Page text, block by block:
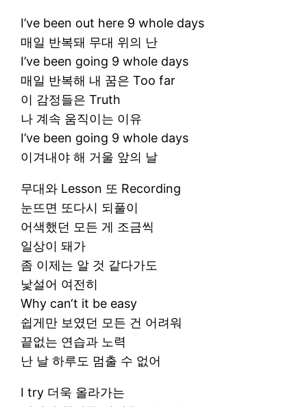
I’ve been out here 9 whole days
매일 반복돼 무대 위의 난
I’ve been going 9 whole days
매일 반복해 내 꿈은 Too far
이 감정들은 Truth
나 계속 움직이는 이유
I’ve been going 9 whole days
이겨내야 해 거울 앞의 날
무대와 Lesson 또 Recording
눈뜨면 또다시 되풀이
어색했던 모든 게 조금씩
일상이 돼가
좀 이제는 알 것 같다가도
낯설어 여전히
Why can‘t it be easy
쉽게만 보였던 모든 건 어려워
끝없는 연습과 노력
난 날 하루도 멈출 수 없어
I try 더욱 올라가는